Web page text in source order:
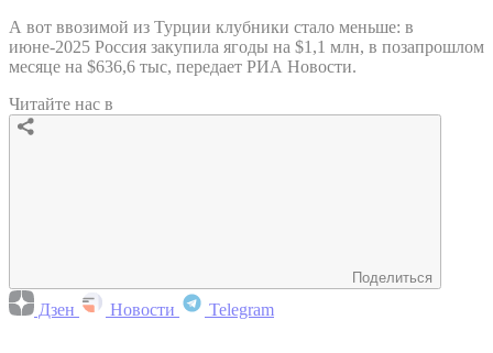
А вот ввозимой из Турции клубники стало меньше: в
июне-2025 Россия закупила ягоды на $1,1 млн, в позапрошлом
месяце на $636,6 тыс, передает РИА Новости.
Читайте нас в
Поделиться
Дзен Новости Telegram